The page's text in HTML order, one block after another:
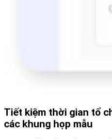
Tiết kiệm thời gian tổ
các khung họp mẫu